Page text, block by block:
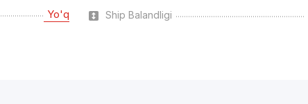
Yo'q Ship Balandligi